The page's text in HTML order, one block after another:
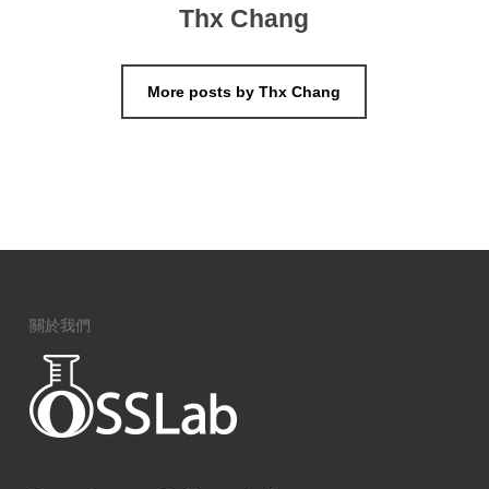
Thx Chang
More posts by Thx Chang
關於我們